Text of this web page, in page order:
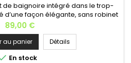
de baignoire intégré dans le trop-
d’une façon élégante, sans robinet
moderne à la salle de bains. RIHO
(semi)-îlots. Il est livré en
L’excès d’eau
de la baignoire, un clapet...
Prix
89,00 €
au panier Détails
En stock